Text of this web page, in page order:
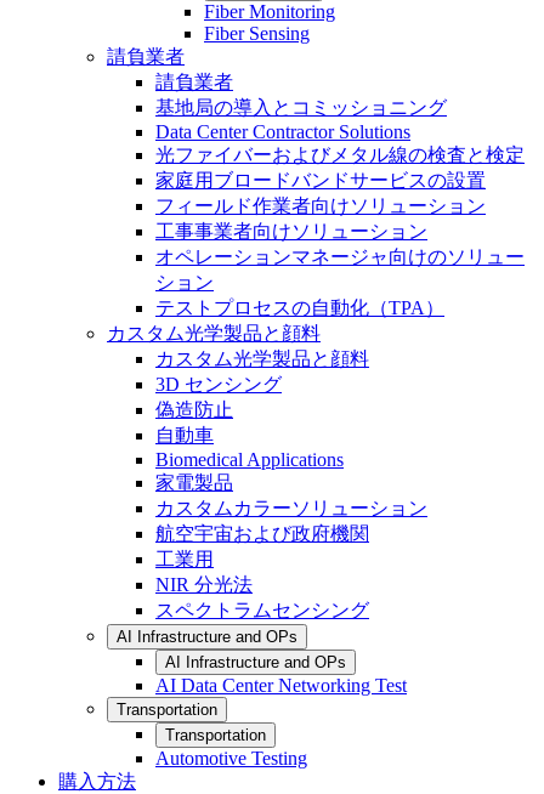
Fiber Monitoring
Fiber Sensing
請負業者
請負業者
基地局の導入とコミッショニング
Data Center Contractor Solutions
光ファイバーおよびメタル線の検査と検定
家庭用ブロードバンドサービスの設置
フィールド作業者向けソリューション
工事事業者向けソリューション
オペレーションマネージャ向けのソリュー
ション
テストプロセスの自動化（TPA）
カスタム光学製品と顔料
カスタム光学製品と顔料
3D センシング
偽造防止
自動車
Biomedical Applications
家電製品
カスタムカラーソリューション
航空宇宙および政府機関
工業用
NIR 分光法
スペクトラムセンシング
AI Infrastructure and OPs
AI Infrastructure and OPs
AI Data Center Networking Test
Transportation
Transportation
Automotive Testing
購入方法